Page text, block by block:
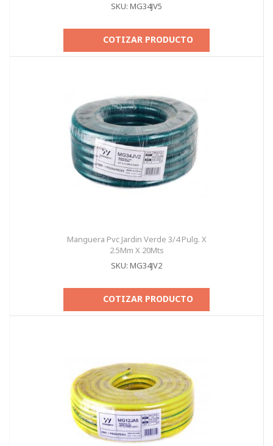
SKU: MG34JV5
COTIZAR PRODUCTO
Manguera Pvc Jardin Verde 3/4 Pulg. X
2.5Mm X 20Mts
SKU: MG34JV2
COTIZAR PRODUCTO